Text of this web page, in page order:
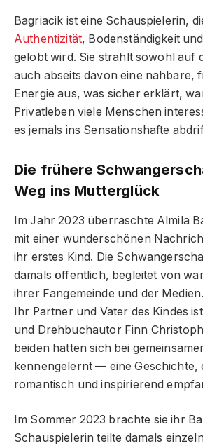
Bagriacik ist eine Schauspielerin,
Authentizität, Bodenständigkeit
gelobt wird. Sie strahlt sowohl auf
auch abseits davon eine nahbare,
Energie aus, was sicher erklärt,
Privatleben viele Menschen
es jemals ins Sensationshafte
Die frühere
Weg ins Mutterglück
Im Jahr 2023 überraschte Almila
mit einer wunderschönen
ihr erstes Kind. Die
damals öffentlich, begleitet von
ihrer Fangemeinde und der Medien.
Ihr Partner und Vater des Kindes
und Drehbuchautor Finn
beiden hatten sich bei
kennengelernt — eine Geschichte,
romantisch und inspirierend
Im Sommer 2023 brachte sie ihr
Schauspielerin teilte damals